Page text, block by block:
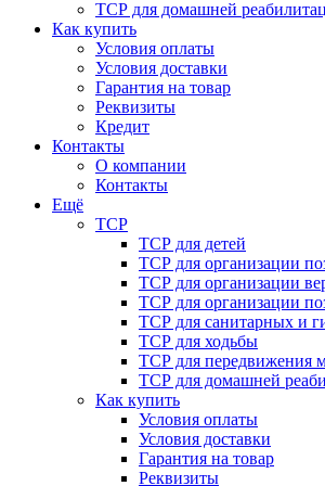
ТСР для домашней
Как купить
Условия оплаты
Условия доставки
Гарантия на товар
Реквизиты
Кредит
Контакты
О компании
Контакты
Ещё
ТСР
ТСР для детей
ТСР для организации
ТСР для организации
ТСР для организации
ТСР для санитарных и
ТСР для ходьбы
ТСР для передвижения
ТСР для домашней
Как купить
Условия оплаты
Условия доставки
Гарантия на товар
Реквизиты